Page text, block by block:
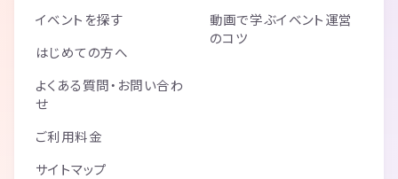
東京さくらトラム（都電荒川線） 巣鴨新田駅 徒歩8分
東京さくらトラム（都電荒川線） 東池袋四丁目駅 徒歩14分
JR山手線 巣鴨駅 徒歩15分
東京さくらトラム（都電荒川線） 都電雑司ヶ谷駅 徒歩18分
■参加人数：
15人
イベントを探す
はじめての方へ
よくある質問・お問い合わ
せ
ご利用料金
サイトマップ
動画で学ぶイベント運営
のコツ